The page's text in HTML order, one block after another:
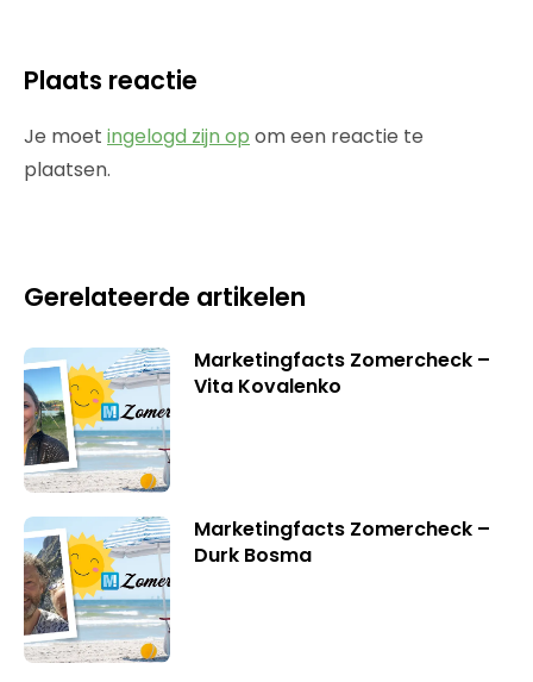
Plaats reactie
Je moet ingelogd zijn op om een reactie te
plaatsen.
Gerelateerde artikelen
Marketingfacts Zomercheck –
Vita Kovalenko
Marketingfacts Zomercheck –
Durk Bosma